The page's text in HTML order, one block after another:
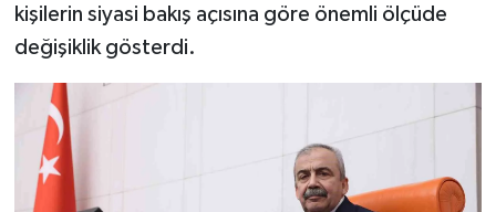
kişilerin siyasi bakış açısına göre önemli ölçüde
değişiklik gösterdi.